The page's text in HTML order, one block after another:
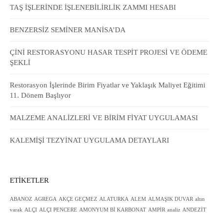
TAŞ İŞLERİNDE İŞLENEBİLİRLİK ZAMMI HESABI
BENZERSİZ SEMİNER MANİSA’DA
ÇİNİ RESTORASYONU HASAR TESPİT PROJESİ VE ÖDEME
ŞEKLİ
Restorasyon İşlerinde Birim Fiyatlar ve Yaklaşık Maliyet Eğitimi
11. Dönem Başlıyor
MALZEME ANALİZLERİ VE BİRİM FİYAT UYGULAMASI
KALEMİŞİ TEZYİNAT UYGULAMA DETAYLARI
ETIKETLER
ABANOZ AGREGA AKÇE GEÇMEZ ALATURKA ALEM ALMAŞIK DUVAR altın
varak ALÇI ALÇI PENCERE AMONYUM Bİ KARBONAT AMPİR analiz ANDEZİT